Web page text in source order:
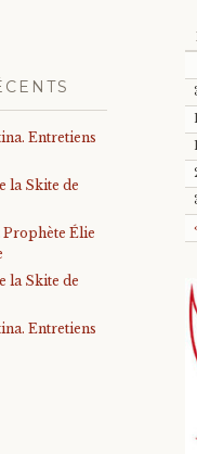
Entretiens
la Skite de
Prophète Élie
la Skite de
Entretiens